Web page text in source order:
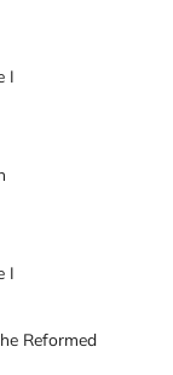
I
I
Reformed